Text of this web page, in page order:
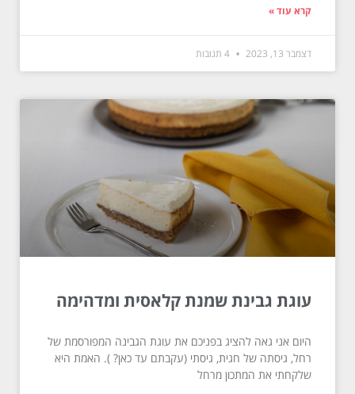
קרא עוד »
דצמבר 13, 2023
עוגת גבינת שמנת קלאסית ומדהימה
היום אני גאה להציג בפניכם את עוגת הגבינה המפורסמת של
רחל, גיסתה של חגית, גיסתי (עקבתם עד כאן? ). האמת היא
שלקחתי את המתכון מרחל